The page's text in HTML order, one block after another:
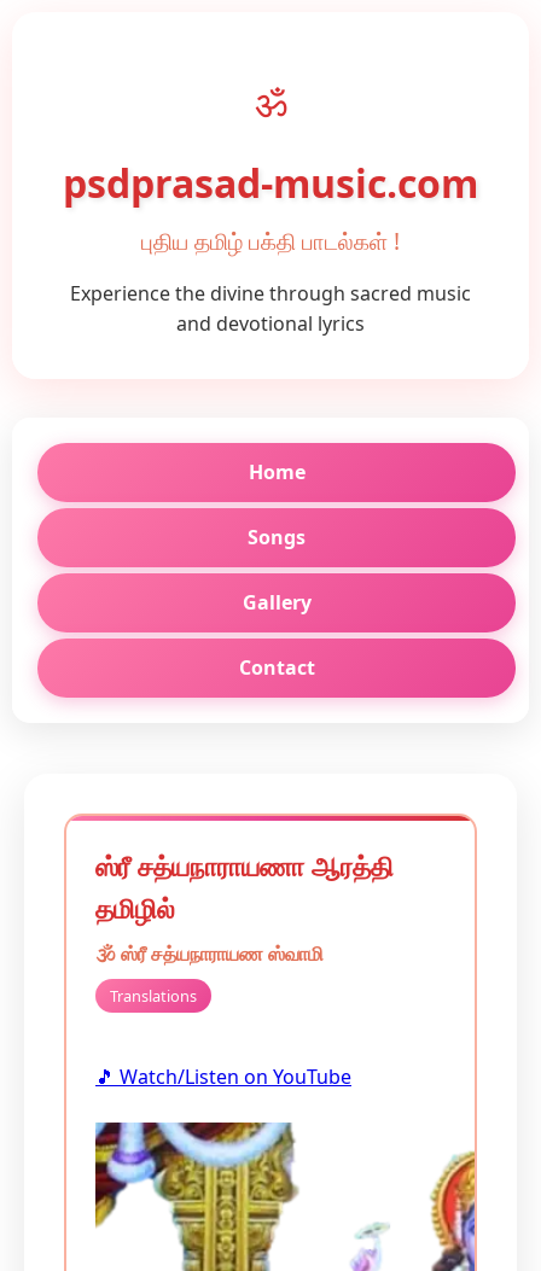
ॐ
psdprasad-music.com
புதிய தமிழ் பக்தி பாடல்கள் !
Experience the divine through sacred music
and devotional lyrics
Home
Songs
Gallery
Contact
ஸ்ரீ சத்யநாராயணா ஆரத்தி
தமிழில்
🕉️ஸ்ரீ சத்யநாராயண ஸ்வாமி
Translations
🎵 Watch/Listen on YouTube